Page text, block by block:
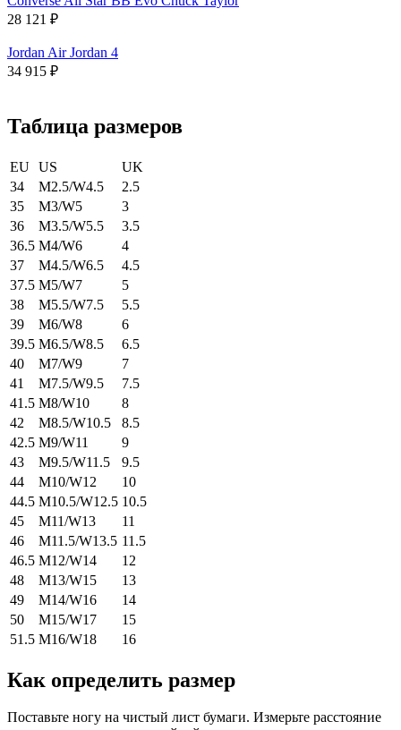
28 121 ₽
Jordan Air Jordan 4
34 915 ₽
Таблица размеров
EU US
UK
34
M2.5/W4.5
2.5
35
M3/W5
3
36
M3.5/W5.5
3.5
36.5 M4/W6
4
37
M4.5/W6.5
4.5
37.5 M5/W7
5
38
M5.5/W7.5
5.5
39
M6/W8
6
39.5 M6.5/W8.5
6.5
40
M7/W9
7
41
M7.5/W9.5
7.5
41.5 M8/W10
8
42
M8.5/W10.5
8.5
42.5 M9/W11
9
43
M9.5/W11.5
9.5
44
M10/W12
10
44.5 M10.5/W12.5 10.5
45
M11/W13
11
46
M11.5/W13.5 11.5
46.5 M12/W14
12
48
M13/W15
13
49
M14/W16
14
50
M15/W17
15
51.5 M16/W18 16
Как определить размер
Поставьте ногу на чистый лист бумаги. Измерьте расстояние